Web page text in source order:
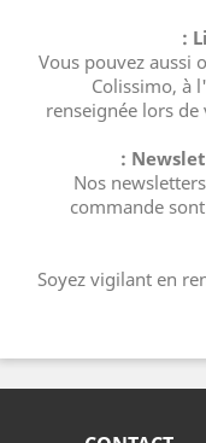
Vous pouvez aussi
Colissimo, à
renseignée lors
Nos
commande
Soyez vigilant en